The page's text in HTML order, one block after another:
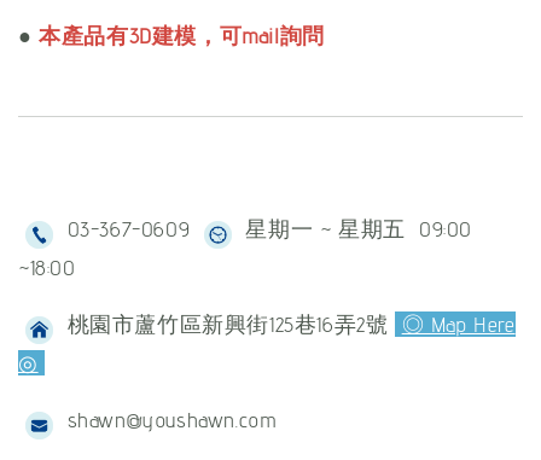
●本產品有3D建模，可mail詢問
03-367-0609
星期一 ~ 星期五 09:00
~18:00
桃園市蘆竹區新興街125巷16弄2號
◎ Map Here
◎
shawn@youshawn.com